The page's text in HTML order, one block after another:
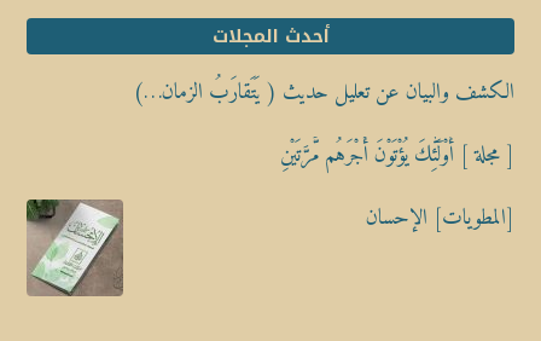
أحدث المجلات
الكشف والبيان عن تعليل حديث ( يَتَقارَبُ الزمان…)
[ مجلة ] أُوْلَٰٓئِكَ يُؤْتَوْنَ أَجْرَهُم مَّرَّتَيْنِ
[المطويات] الإحسان